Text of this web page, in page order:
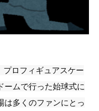
プロフィギュアスケー
ームで行った始球式に
は多くのファンにとっ